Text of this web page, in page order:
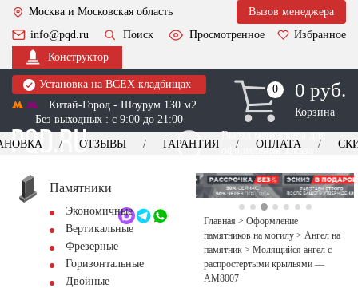
Москва и Московская область
Вызов менеджера
info@pqd.ru
Поиск Просмотренное
Избранное
Конструктор
Установка на ВСЕХ кладбищах
Китай-Город - Шоурум 130 м2
Без выходных : с 9:00 до 21:00
0
0 0 руб.
Корзина
Выезд менеджера для
оформления заказа
+7 (495) 518-44-23
Обратный звонок
ОТЗЫВЫ ГАРАНТИЯ ОПЛАТА
Памятники
Экономичные
Вертикальные
Фрезерные
Горизонтальные
Двойные
Главная > Оформление
памятников на могилу > Ангел на
памятник > Молящийся ангел с
распростертыми крыльями —
AM8007